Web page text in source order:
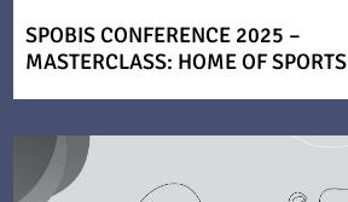
SPOBIS CONFERENCE 2025 –
MASTERCLASS: HOME OF SPORTS